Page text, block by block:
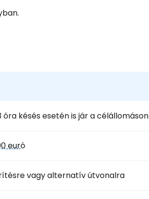
késés esetén is jár a célállomáson
euró
vagy alternatív útvonalra
e-mailben